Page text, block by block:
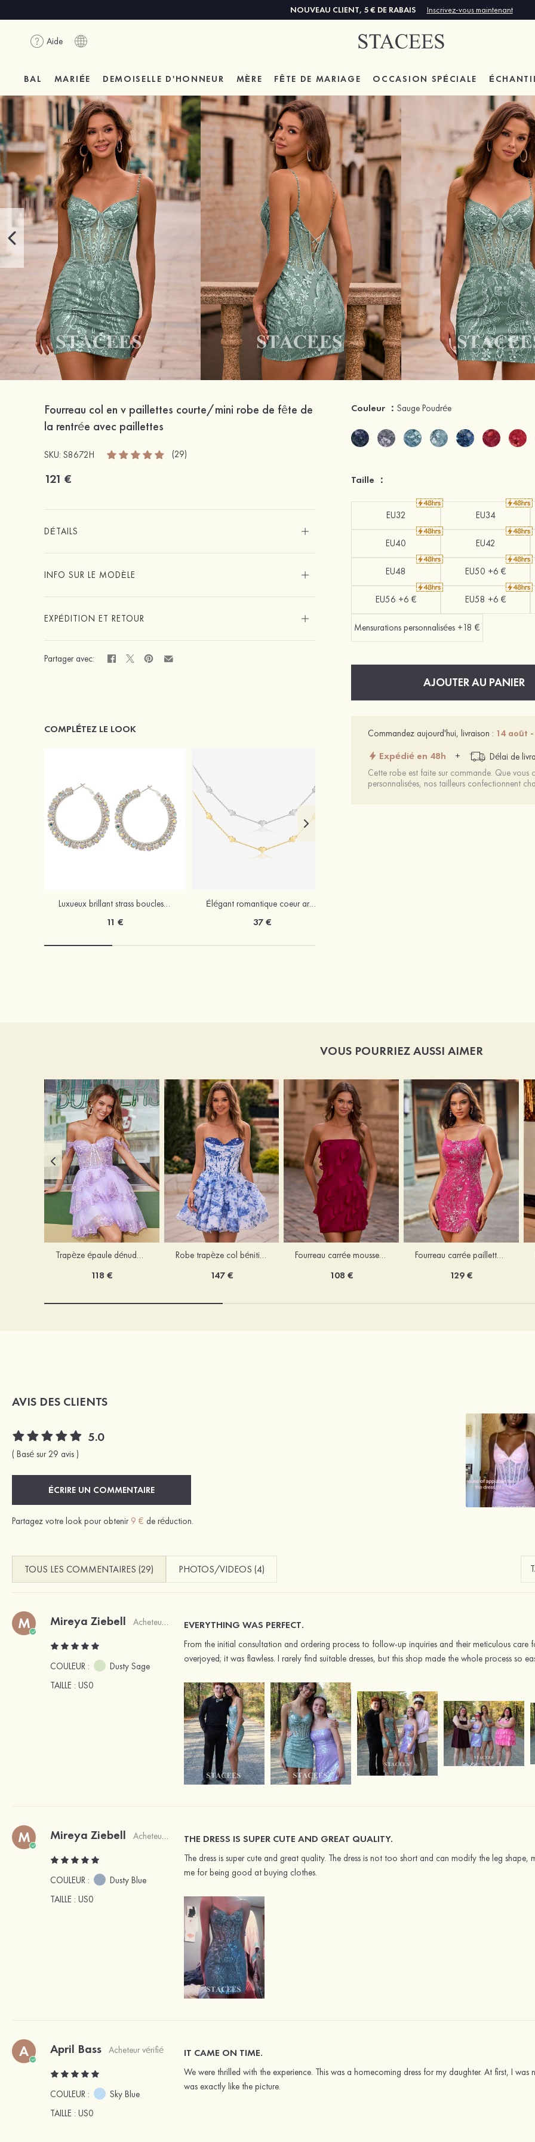
NOUVEAU CLIENT, 5 € DE RABAIS Inscrivez-vous maintenant
Aide
BAL MARIÉE DEMOISELLE D'HONNEUR MÈRE FÊTE DE MARIAGE OCCASION SPÉCIALE
Fourreau col en v paillettes courte/mini robe de fête de
la rentrée avec paillettes
SKU: S8672H (29)
121 €
DÉTAILS
INFO SUR LE MODÈLE
EXPÉDITION ET RETOUR
Partager avec:
COMPLÉTEZ LE LOOK
Luxueux brillant strass boucles d'oreilles
11 €
Élégant romantique coeur argent colliers
37 €
Couleur ：Sauge Poudrée
Taille ：
EU32 EU34
EU40 EU42
EU48 EU50 +6 €
EU56 +6 € EU58 +6 €
Mensurations personnalisées +18 €
AJOUTER AU PANIER
Commandez aujourd'hui, livraison : 14 août
Expédié en 48h + Délai de
Cette robe est faite sur commande. Que vous
personnalisées, nos tailleurs confectionnent
VOUS POURRIEZ AUSSI AIMER
Trapèze épaule dénudée tulle courte/mini robe de fête de la rentrée avec paillettes
118 €
Robe trapèze col bénitier mousseline courte/mini robe de fête de la rentrée avec appliqué
147 €
Fourreau carrée mousseline courte/mini robe de fête de la rentré avec volants
108 €
Fourreau carrée paillettes courte/mini robe de fête de la rentrée
129 €
AVIS DES CLIENTS
5.0
( Basé sur 29 avis )
ÉCRIRE UN COMMENTAIRE
Partagez votre look pour obtenir 9 € de réduction.
TOUS LES COMMENTAIRES (29) PHOTOS/VIDEOS (4)
M Mireya Ziebell Acheteur vérifié
COULEUR :
Dusty Sage
TAILLE : US0
EVERYTHING WAS PERFECT.
From the initial consultation and ordering process to follow-up inquiries and their meticulous care
overjoyed; it was flawless. I rarely find suitable dresses, but this shop made the whole process so
M Mireya Ziebell Acheteur vérifié
COULEUR :
Dusty Blue
TAILLE : US0
THE DRESS IS SUPER CUTE AND GREAT QUALITY.
The dress is super cute and great quality. The dress is not too short and can modify the leg
me for being good at buying clothes.
A April Bass Acheteur vérifié
COULEUR :
Sky Blue
TAILLE : US0
IT CAME ON TIME.
We were thrilled with the experience. This was a homecoming dress for my daughter. At first, I
was exactly like the picture.